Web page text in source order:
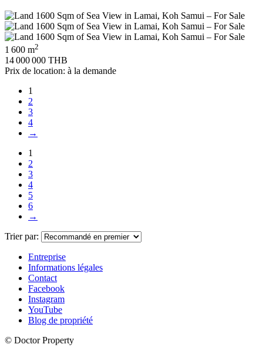
1 600 m2
14 000 000 THB
Prix de location: à la demande
1
2
3
4
→
1
2
3
4
5
6
→
Trier par:
Entreprise
Informations légales
Contact
Facebook
Instagram
YouTube
Blog de propriété
© Doctor Property